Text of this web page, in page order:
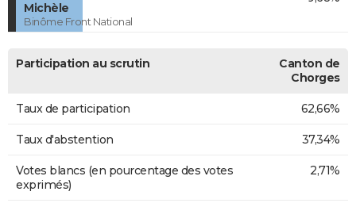
Michèle
Binôme Front National
Participation au scrutin
Canton de
Chorges
Taux de participation 62,66%
Taux d'abstention 37,34%
Votes blancs (en pourcentage des votes
exprimés)
2,71%